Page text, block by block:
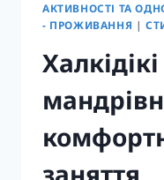
В
АКТИВНОСТІ ТА
- ПРОЖИВАННЯ |